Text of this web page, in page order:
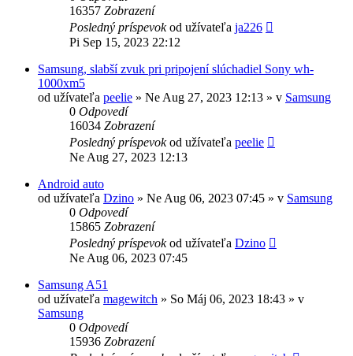
16357 Zobrazení
Posledný príspevokod užívateľa ja226
Pi Sep 15, 2023 22:12
Samsung, slabší zvuk pri pripojení slúchadiel Sony wh-
1000xm5
od užívateľa peelie » Ne Aug 27, 2023 12:13 » v Samsung
0 Odpovedí
16034 Zobrazení
Posledný príspevokod užívateľa peelie
Ne Aug 27, 2023 12:13
Android auto
od užívateľa Dzino » Ne Aug 06, 2023 07:45 » v Samsung
0 Odpovedí
15865 Zobrazení
Posledný príspevokod užívateľa Dzino
Ne Aug 06, 2023 07:45
Samsung A51
od užívateľa magewitch » So Máj 06, 2023 18:43 » v
Samsung
0 Odpovedí
15936 Zobrazení